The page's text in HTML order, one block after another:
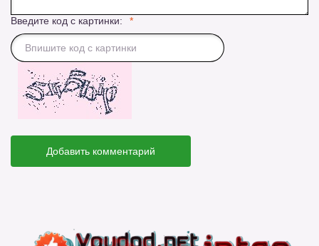
Введите код с картинки:
Добавить комментарий